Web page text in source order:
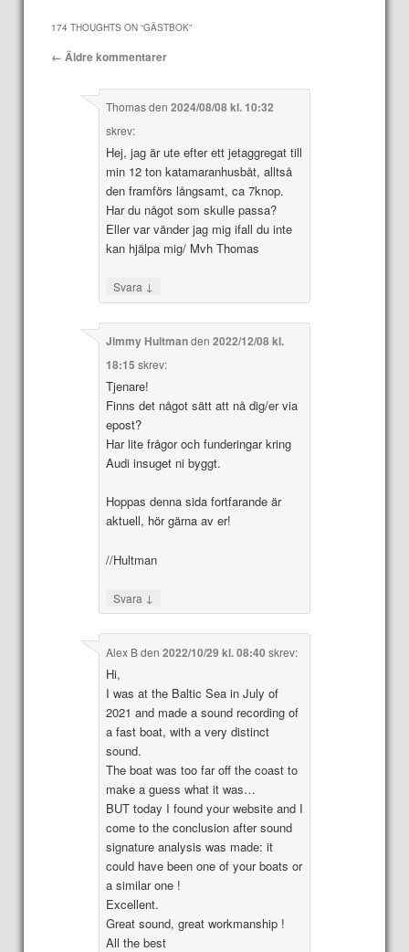
174 THOUGHTS ON “GÄSTBOK”
Kommentarsnavigering
← Äldre kommentarer
Thomasden 2024/08/08 kl. 10:32
skrev:
Hej, jag är ute efter ett jetaggregat till
min 12 ton katamaranhusbåt, alltså
den framförs långsamt, ca 7knop.
Har du något som skulle passa?
Eller var vänder jag mig ifall du inte
kan hjälpa mig/ Mvh Thomas
Svara ↓
Jimmy Hultmanden 2022/12/08 kl.
18:15 skrev:
Tjenare!
Finns det något sätt att nå dig/er via
epost?
Har lite frågor och funderingar kring
Audi insuget ni byggt.
Hoppas denna sida fortfarande är
aktuell, hör gärna av er!
//Hultman
Svara ↓
Alex Bden 2022/10/29 kl. 08:40 skrev:
Hi,
I was at the Baltic Sea in July of
2021 and made a sound recording of
a fast boat, with a very distinct
sound.
The boat was too far off the coast to
make a guess what it was…
BUT today I found your website and I
come to the conclusion after sound
signature analysis was made: it
could have been one of your boats or
a similar one !
Excellent.
Great sound, great workmanship !
All the best